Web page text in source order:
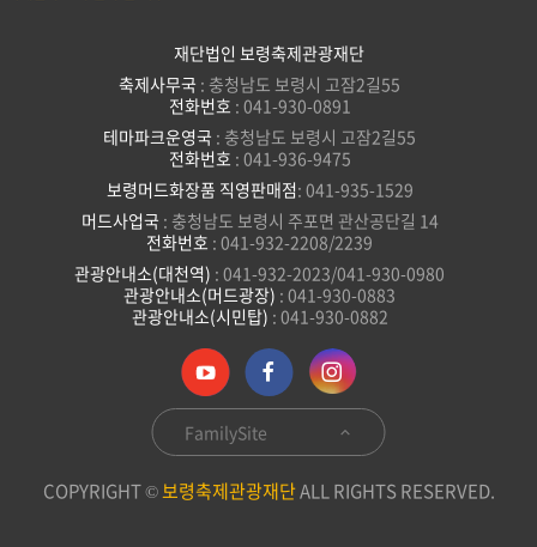
재단법인 보령축제관광재단
축제사무국 : 충청남도 보령시 고잠2길55
전화번호 : 041-930-0891
테마파크운영국 : 충청남도 보령시 고잠2길55
전화번호 : 041-936-9475
보령머드화장품 직영판매점: 041-935-1529
머드사업국 : 충청남도 보령시 주포면 관산공단길 14
전화번호 : 041-932-2208/2239
관광안내소(대천역) : 041-932-2023/041-930-0980
관광안내소(머드광장) : 041-930-0883
관광안내소(시민탑) : 041-930-0882
FamilySite
COPYRIGHT ©보령축제관광재단ALL RIGHTS RESERVED.